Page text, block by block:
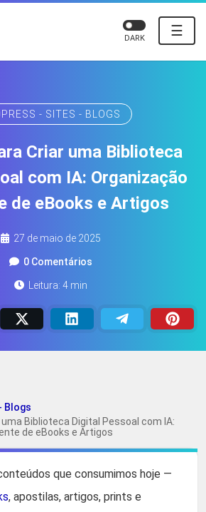
☰
DARK
- SITES - BLOGS
Criar uma Biblioteca
com IA: Organização
de eBooks e Artigos
27 de maio de 2025
0 Comentários
Leitura: 4 min
Blogs
Biblioteca Digital Pessoal com IA:
de eBooks e Artigos
que consumimos hoje —
, apostilas, artigos, prints e